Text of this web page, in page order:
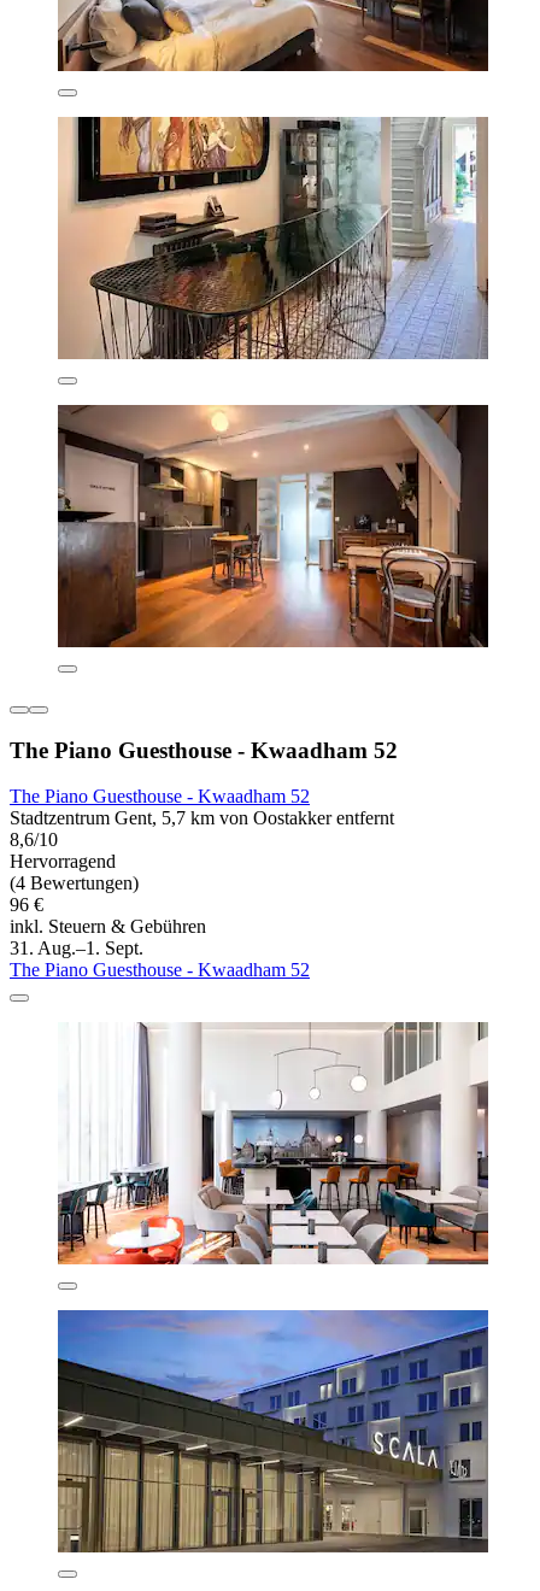
The Piano Guesthouse - Kwaadham 52
The Piano Guesthouse - Kwaadham 52
Stadtzentrum Gent, 5,7 km von Oostakker entfernt
8,6/10
Hervorragend
(4 Bewertungen)
96 €
inkl. Steuern & Gebühren
31. Aug.–1. Sept.
The Piano Guesthouse - Kwaadham 52